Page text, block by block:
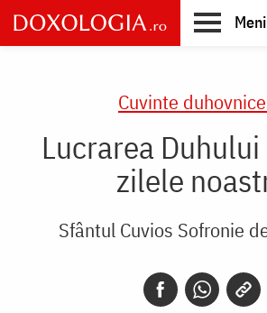
Skip
to
main
Cuvinte
Lucrarea
zilele
Sfântul Cuvios Sofronie